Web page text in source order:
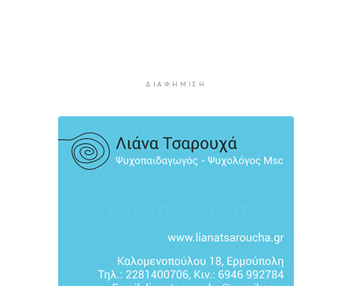
4 ώρες 12 λεπτά πρίν
«Παίζω άρα υπάρχω» στον Πύργο Μπαζαίου
ΔΙΑΦΉΜΙΣΗ